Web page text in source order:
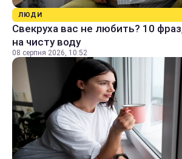
ЛЮДИ
Свекруха вас не любить? 10 фраз,
на чисту воду
08 серпня 2026, 10:52